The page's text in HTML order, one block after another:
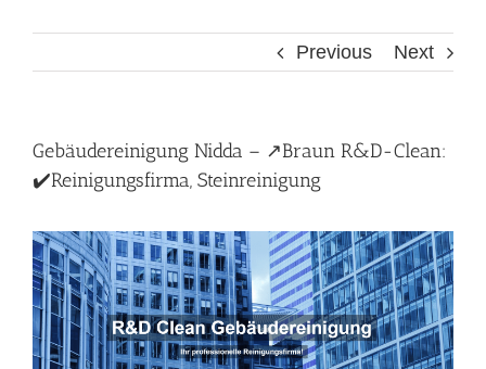
Previous Next
Gebäudereinigung Nidda – ↗️Braun R&D-Clean:
✔️Reinigungsfirma, Steinreinigung